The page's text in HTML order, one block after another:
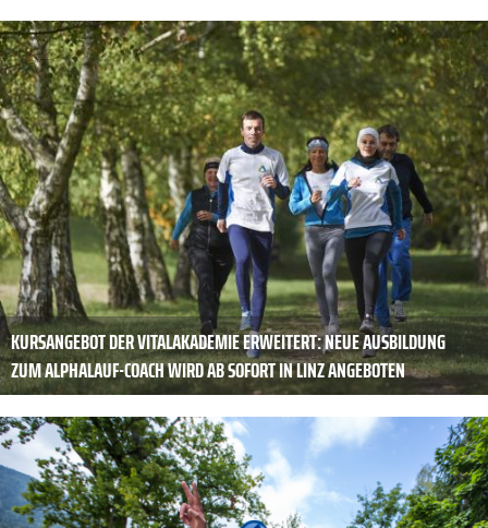
KURSANGEBOT DER VITALAKADEMIE ERWEITERT: NEUE AUSBILDUNG
ZUM ALPHALAUF-COACH WIRD AB SOFORT IN LINZ ANGEBOTEN